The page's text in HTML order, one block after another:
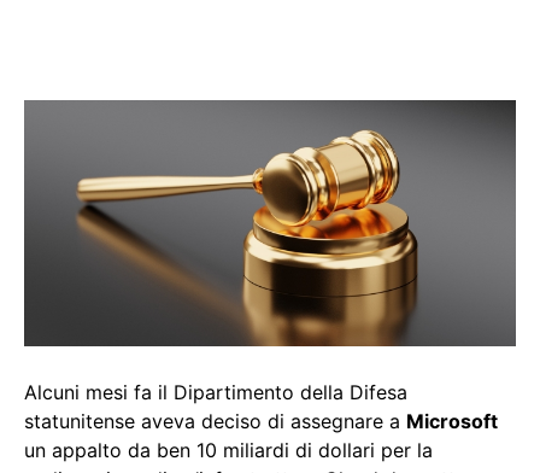
Alcuni mesi fa il Dipartimento della Difesa
statunitense aveva deciso di assegnare a Microsoft
un appalto da ben 10 miliardi di dollari per la